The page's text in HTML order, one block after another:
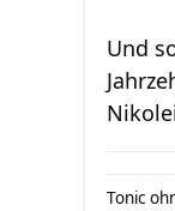
Und
Tonic